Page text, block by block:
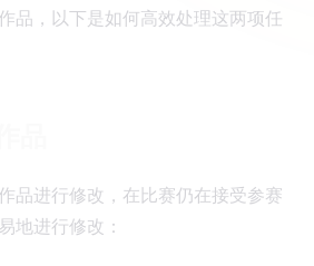
品，以下是如何高效处理这两项任
品进行修改，在比赛仍在接受参赛
地进行修改：